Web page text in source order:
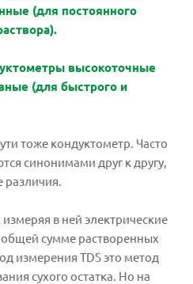
(для постоянного
высокоточные
(для быстрого и
тоже кондуктометр. Часто
синонимами друг к другу,
в ней электрические
сумме растворенных
измерения TDS это метод
сухого остатка. Но на